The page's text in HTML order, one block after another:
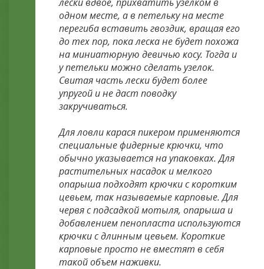
одном месте, а в петельку на месте
перегиба вставить гвоздик, вращая его
до тех пор, пока леска не будет похожа
на миниатюрную девичью косу. Тогда и
у петельки можно сделать узелок.
Свитая часть лески будет более
упругой и не даст поводку
закручиваться.
Для ловли карася пикером применяются
специальные фидерные крючки, что
обычно указывается на упаковках. Для
растительных насадок и мелкого
опарыша подходят крючки с коротким
цевьем, так называемые карповые. Для
червя с подсадкой мотыля, опарыша и
добавлением пенопласта используются
крючки с длинным цевьем. Короткие
карповые просто не вместят в себя
такой объем наживки.